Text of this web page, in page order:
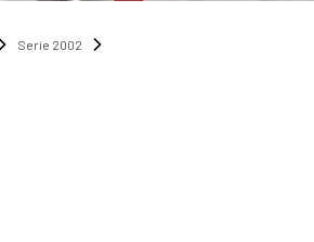
Serie 2002